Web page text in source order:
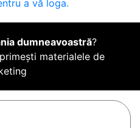
a vă loga.
dumneavoastră?
materialele de